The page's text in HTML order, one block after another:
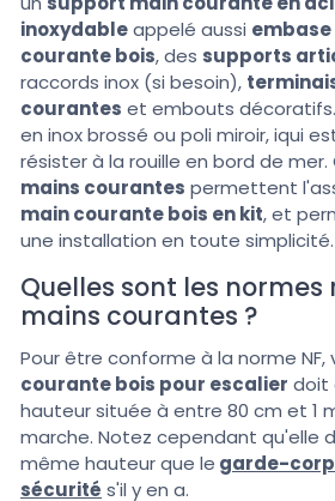
inoxydableappelé aussi
courante bois, des supports
raccords inox (si besoin),
courantes et embouts
en inox brossé ou poli miroir, iqui
résister à la rouille en bord de mer.
mains courantes permettent
main courante bois en kit, et
une installation en toute simplicité.
Quelles sont les
mains courantes ?
Pour être conforme à la norme NF,
courante bois pour escalier doit
hauteur située à entre 80 cm et 1
marche. Notez cependant qu'elle
même hauteur que le garde-
sécurité s'il y en a.